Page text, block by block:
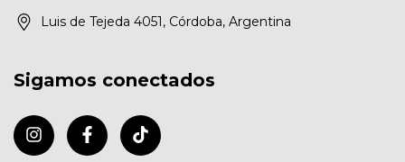
Luis de Tejeda 4051, Córdoba, Argentina
Sigamos conectados